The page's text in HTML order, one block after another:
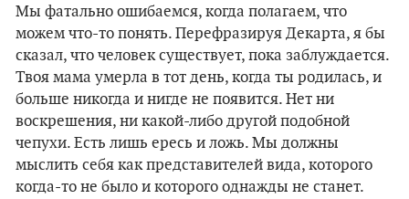
Мы фатально ошибаемся, когда полагаем, что
можем что-то понять. Перефразируя Декарта, я бы
сказал, что человек существует, пока заблуждается.
Твоя мама умерла в тот день, когда ты родилась, и
больше никогда и нигде не появится. Нет ни
воскрешения, ни какой-либо другой подобной
чепухи. Есть лишь ересь и ложь. Мы должны
мыслить себя как представителей вида, которого
когда-то не было и которого однажды не станет.